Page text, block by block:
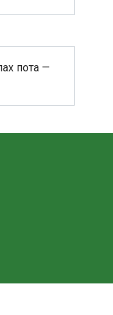
пота —